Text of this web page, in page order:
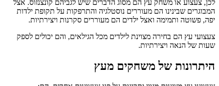
צעצוע או משחק עץ הם מסוג הדברים שיש לגביהם קונצנזוס. אצל
שבינינו הם מעוררים נוסטלגיה והתרפקות על תקופת ילדות
פשוטה ותמימה ואצל ילדים הם מעוררים סקרנות ויצירתיות.
עץ הם בחירה מצוינת לילדים מכל הגילאים, והם יכולים לספק
של הנאה ויצירתיות.
של משחקים מעץ